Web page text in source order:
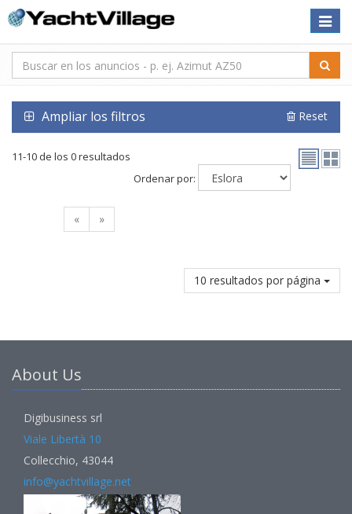
Toggle
Ampliar los filtros Reset
11-10 de los 0 resultados
Ordenar por:
« »
10 resultados por página
About Us
Digibusiness srl
Viale Libertà 10
Collecchio, 43044
info@yachtvillage.net